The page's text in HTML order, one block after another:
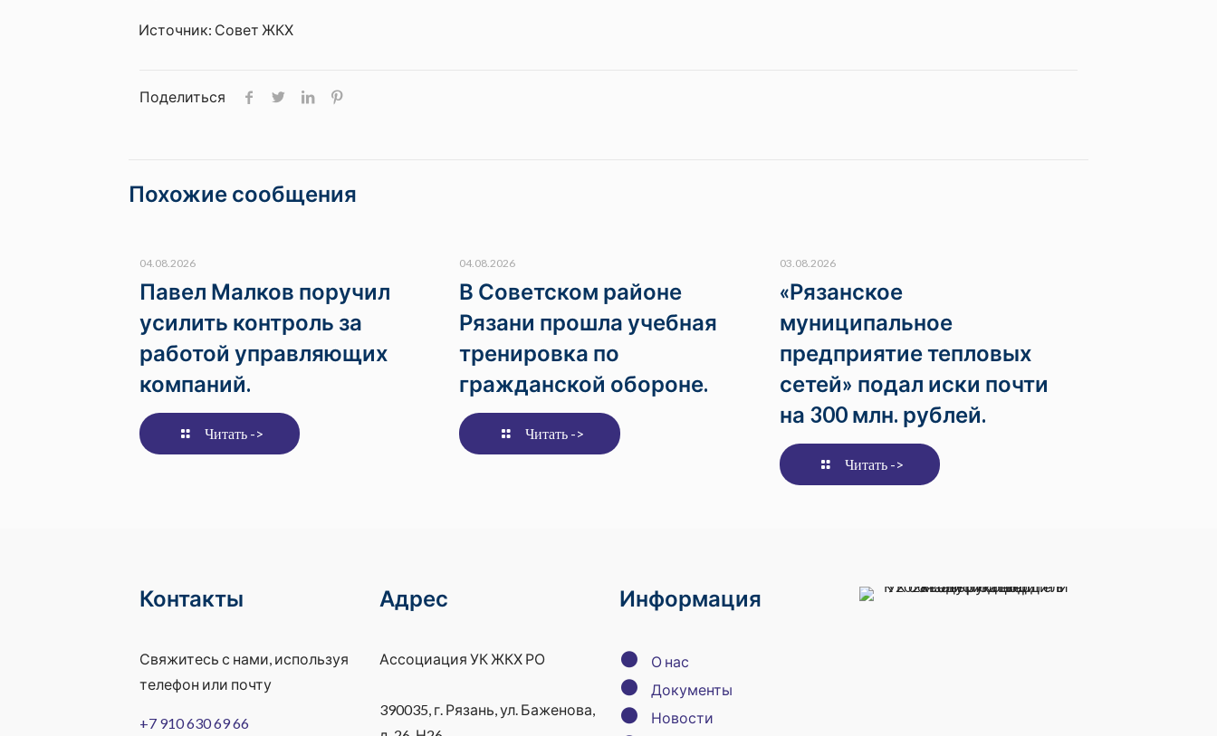
Источник: Совет ЖКХ
Поделиться
Похожие сообщения
04.08.2026
Павел Малков поручил
усилить контроль за
работой управляющих
компаний.
Читать ->
04.08.2026
В Советском районе
Рязани прошла учебная
тренировка по
гражданской обороне.
Читать ->
03.08.2026
«Рязанское
муниципальное
предприятие тепловых
сетей» подал иски почти
на 300 млн. рублей.
Читать ->
Контакты
Свяжитесь с нами, используя
телефон или почту
+7 910 630 69 66
Адрес
Ассоциация УК ЖКХ РО
390035, г. Рязань, ул. Баженова,
Информация
● О нас
● Документы
● Новости